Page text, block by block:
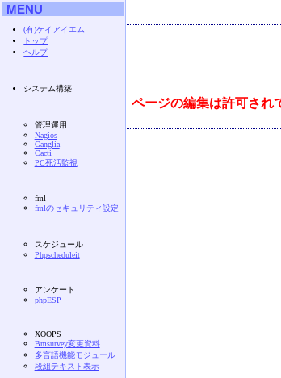
ページの編集は許可され
MENU
(有)ケイアイエム
トップ
ヘルプ
システム構築
管理運用
Nagios
Ganglia
Cacti
PC死活監視
fml
fmlのセキュリティ設定
スケジュール
Phpscheduleit
アンケート
phpESP
XOOPS
Bmsurvey変更資料
多言語機能モジュール
段組テキスト表示